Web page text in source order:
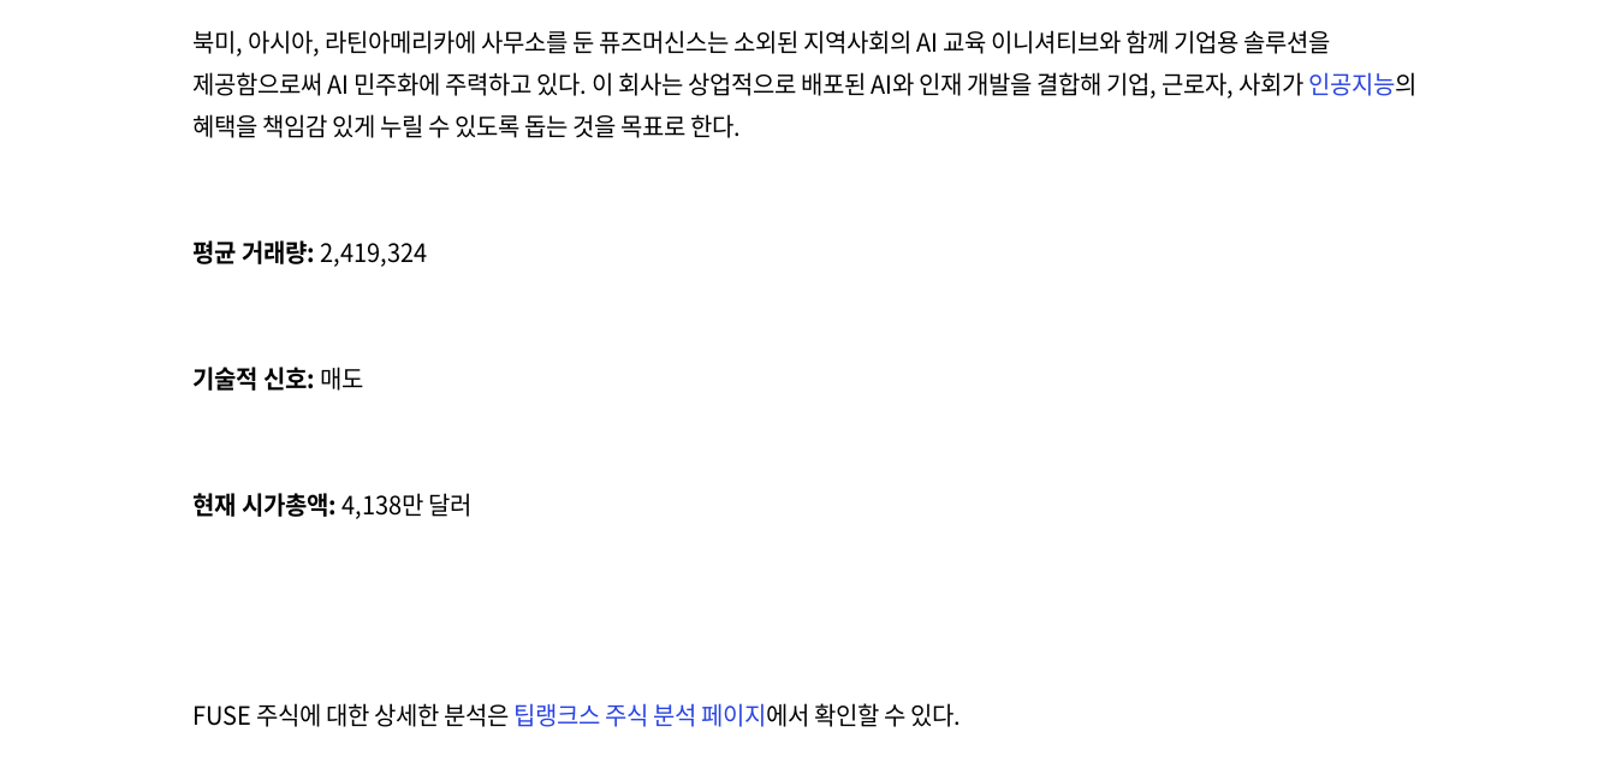
북미, 아시아, 라틴아메리카에 사무소를 둔 퓨즈머신스는 소외된 지역사회의 AI 교육 이니셔티브와 함께 기업용 솔루션을
제공함으로써 AI 민주화에 주력하고 있다. 이 회사는 상업적으로 배포된 AI와 인재 개발을 결합해 기업, 근로자, 사회가인공지능의
혜택을 책임감 있게 누릴 수 있도록 돕는 것을 목표로 한다.
평균 거래량: 2,419,324
기술적 신호: 매도
현재 시가총액: 4,138만 달러
FUSE 주식에 대한 상세한 분석은 팁랭크스 주식 분석 페이지에서 확인할 수 있다.